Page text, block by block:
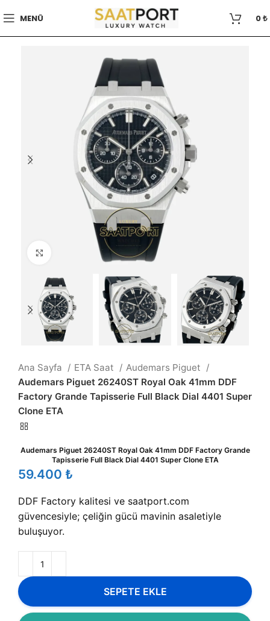
MENÜ 0₺
Büyütmek için tıklayın
Ana Sayfa ETA Saat
Audemars Piguet
Audemars Piguet 26240ST Royal Oak 41mm DDF
Factory Grande Tapisserie Full Black Dial 4401 Super
Clone ETA
Audemars Piguet 26240ST Royal Oak 41mm DDF Factory Grande
Tapisserie Full Black Dial 4401 Super Clone ETA
₺
DDF Factory kalitesi ve saatport.com
güvencesiyle; çeliğin gücü mavinin asaletiyle
buluşuyor.
SEPETE EKLE